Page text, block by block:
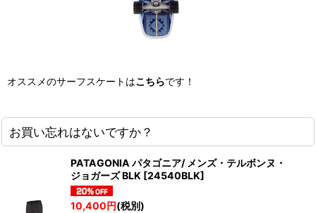
オススメのサーフスケートはこちらです！
お買い忘れはないですか？
PATAGONIA パタゴニア/ メンズ・テルボンヌ・
ジョガーズ BLK [24540BLK]
10,400 円(税別)